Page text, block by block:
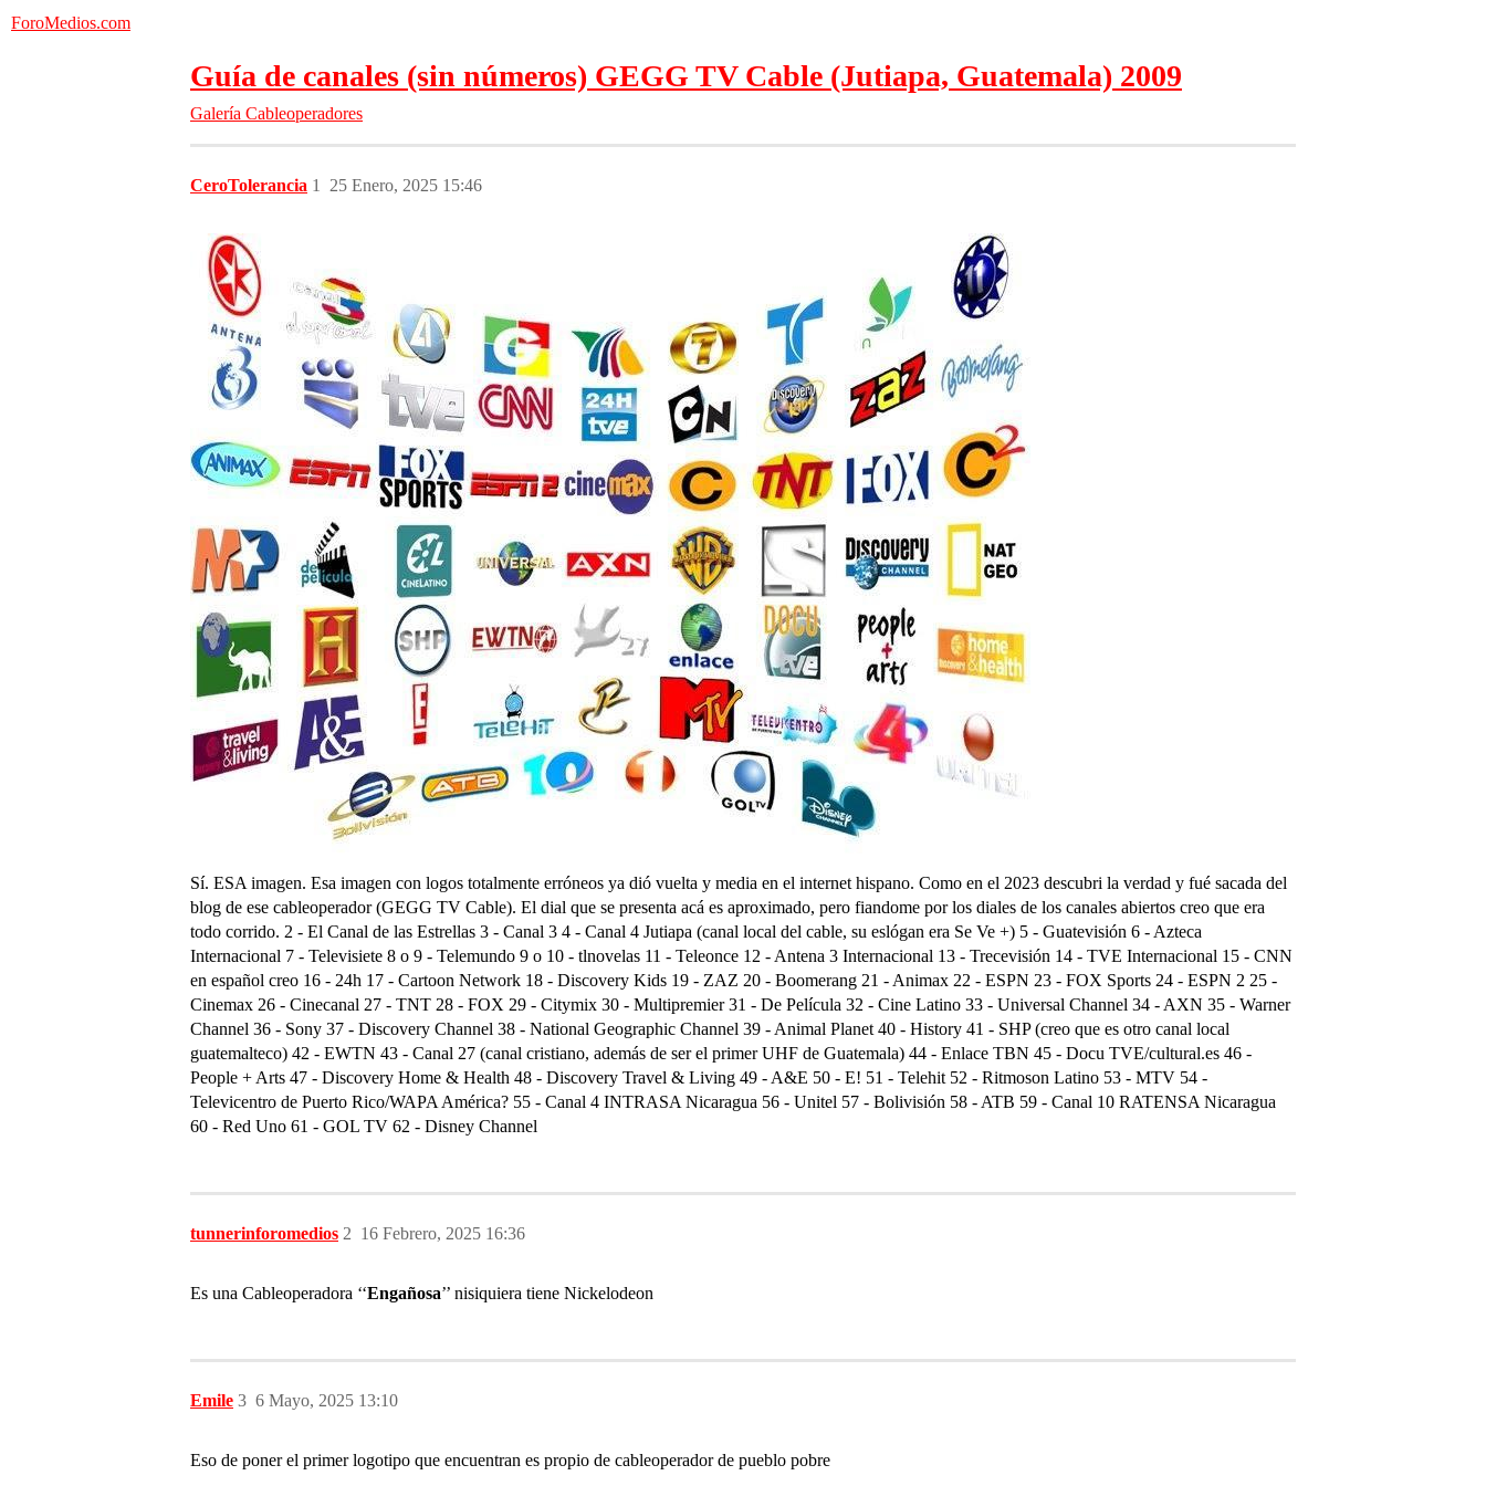
ForoMedios.com
Guía de canales (sin números) GEGG TV Cable (Jutiapa, Guatemala) 2009
Galería Cableoperadores
CeroTolerancia 25 Enero, 2025 15:46
1
Sí. ESA imagen. Esa imagen con logos totalmente erróneos ya dió vuelta y media en el internet hispano. Como en el 2023 descubri la verdad y fué sacada del
blog de ese cableoperador (GEGG TV Cable). El dial que se presenta acá es aproximado, pero fiandome por los diales de los canales abiertos creo que era
todo corrido. 2 - El Canal de las Estrellas 3 - Canal 3 4 - Canal 4 Jutiapa (canal local del cable, su eslógan era Se Ve +) 5 - Guatevisión 6 - Azteca
Internacional 7 - Televisiete 8 o 9 - Telemundo 9 o 10 - tlnovelas 11 - Teleonce 12 - Antena 3 Internacional 13 - Trecevisión 14 - TVE Internacional 15 - CNN
en español creo 16 - 24h 17 - Cartoon Network 18 - Discovery Kids 19 - ZAZ 20 - Boomerang 21 - Animax 22 - ESPN 23 - FOX Sports 24 - ESPN 2 25 -
Cinemax 26 - Cinecanal 27 - TNT 28 - FOX 29 - Citymix 30 - Multipremier 31 - De Película 32 - Cine Latino 33 - Universal Channel 34 - AXN 35 - Warner
Channel 36 - Sony 37 - Discovery Channel 38 - National Geographic Channel 39 - Animal Planet 40 - History 41 - SHP (creo que es otro canal local
guatemalteco) 42 - EWTN 43 - Canal 27 (canal cristiano, además de ser el primer UHF de Guatemala) 44 - Enlace TBN 45 - Docu TVE/cultural.es 46 -
People + Arts 47 - Discovery Home & Health 48 - Discovery Travel & Living 49 - A&E 50 - E! 51 - Telehit 52 - Ritmoson Latino 53 - MTV 54 -
Televicentro de Puerto Rico/WAPA América? 55 - Canal 4 INTRASA Nicaragua 56 - Unitel 57 - Bolivisión 58 - ATB 59 - Canal 10 RATENSA Nicaragua
60 - Red Uno 61 - GOL TV 62 - Disney Channel
tunnerinforomedios 16 Febrero, 2025 16:36
2
Es una Cableoperadora ‘‘Engañosa’’ nisiquiera tiene Nickelodeon
Emile 6 Mayo, 2025 13:10
3
Eso de poner el primer logotipo que encuentran es propio de cableoperador de pueblo pobre